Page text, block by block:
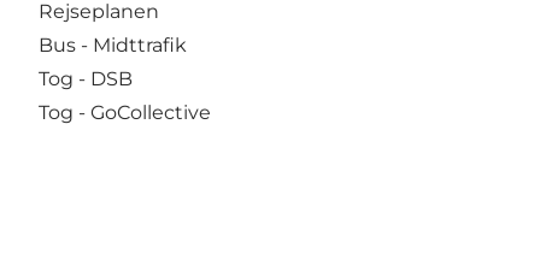
Rejseplanen
Bus - Midttrafik
Tog - DSB
Tog - GoCollective